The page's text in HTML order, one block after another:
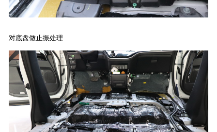
对底盘做止振处理